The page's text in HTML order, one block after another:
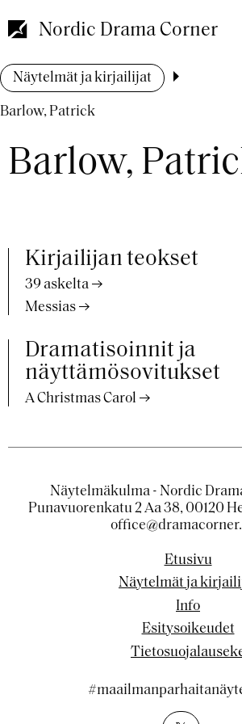
pääsisältöön
Nordic Drama Corner
Murupolku
Näytelmät ja kirjailijat
Barlow, Patrick
Barlow,
Kirjailijan teokset
39 askelta
Messias
Dramatisoinnit ja
näyttämösovitukset
A Christmas Carol
Näytelmäkulma - Nordic
Punavuorenkatu 2 Aa 38, 00120
Etusivu
Näytelmät ja
Info
Esitysoikeudet